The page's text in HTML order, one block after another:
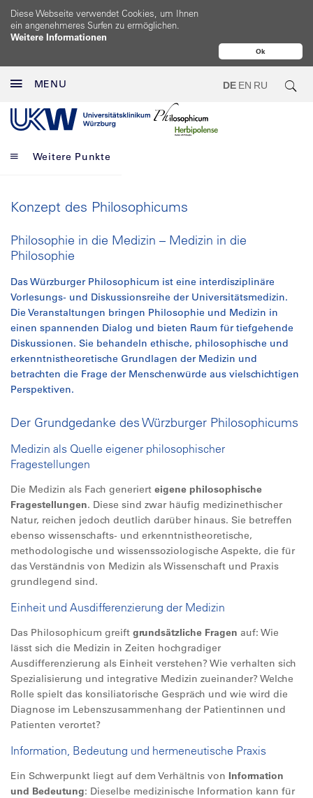
Ok
Diese Webseite verwendet Cookies, um Ihnen
ein angenehmeres Surfen zu ermöglichen.
Weitere Informationen
MENU DE EN RU
Weitere Punkte
Konzept des Philosophicums
Philosophie in die Medizin – Medizin in die
Philosophie
Das Würzburger Philosophicum ist eine interdisziplinäre
Vorlesungs- und Diskussionsreihe der Universitätsmedizin.
Die Veranstaltungen bringen Philosophie und Medizin in
einen spannenden Dialog und bieten Raum für tiefgehende
Diskussionen. Sie behandeln ethische, philosophische und
erkenntnistheoretische Grundlagen der Medizin und
betrachten die Frage der Menschenwürde aus vielschichtigen
Perspektiven.
Der Grundgedanke des Würzburger Philosophicums
Medizin als Quelle eigener philosophischer
Fragestellungen
Die Medizin als Fach generiert eigene philosophische
Fragestellungen. Diese sind zwar häufig medizinethischer
Natur, reichen jedoch deutlich darüber hinaus. Sie betreffen
ebenso wissenschafts- und erkenntnistheoretische,
methodologische und wissenssoziologische Aspekte, die für
das Verständnis von Medizin als Wissenschaft und Praxis
grundlegend sind.
Einheit und Ausdifferenzierung der Medizin
Das Philosophicum greift grundsätzliche Fragen auf: Wie
lässt sich die Medizin in Zeiten hochgradiger
Ausdifferenzierung als Einheit verstehen? Wie verhalten sich
Spezialisierung und integrative Medizin zueinander? Welche
Rolle spielt das konsiliatorische Gespräch und wie wird die
Diagnose im Lebenszusammenhang der Patientinnen und
Patienten verortet?
Information, Bedeutung und hermeneutische Praxis
Ein Schwerpunkt liegt auf dem Verhältnis von Information
und Bedeutung: Dieselbe medizinische Information kann für